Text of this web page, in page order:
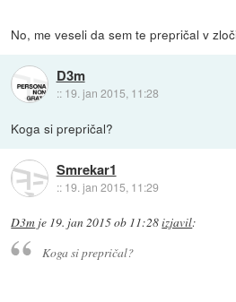
No, me veseli da sem te prepričal v
D3m
:: 19. jan 2015, 11:28
Koga si prepričal?
Smrekar1
:: 19. jan 2015, 11:29
D3m je 19. jan 2015 ob 11:28izjavil:
Koga si prepričal?